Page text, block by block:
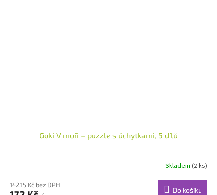
Goki V moři – puzzle s úchytkami, 5 dílů
Skladem (2 ks)
142,15 Kč bez DPH
Do košíku